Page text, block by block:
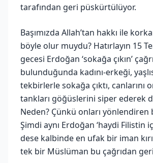
tarafından geri püskürtülüyor.
Başımızda Allah’tan hakkı ile
böyle olur muydu? Hatırlayın 15
gecesi Erdoğan ‘sokağa çıkın’
bulunduğunda kadını-erkeği,
tekbirlerle sokağa çıktı, canlarını
tankları göğüslerini siper ederek
Neden? Çünkü onları yönlendiren
Şimdi aynı Erdoğan ‘haydi Filistin
dese kalbinde en ufak bir iman
tek bir Müslüman bu çağrıdan